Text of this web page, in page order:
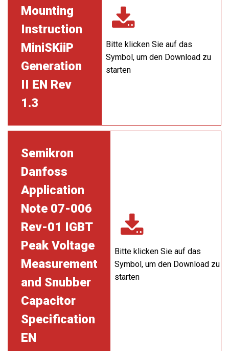
Mounting
Instruction
MiniSKiiP
Generation
II EN Rev
1.3
Bitte klicken Sie auf das
Symbol, um den Download zu
starten
Semikron
Danfoss
Application
Note 07-006
Rev-01 IGBT
Peak Voltage
Measurement
and Snubber
Capacitor
Specification
EN
Bitte klicken Sie auf das
Symbol, um den Download zu
starten